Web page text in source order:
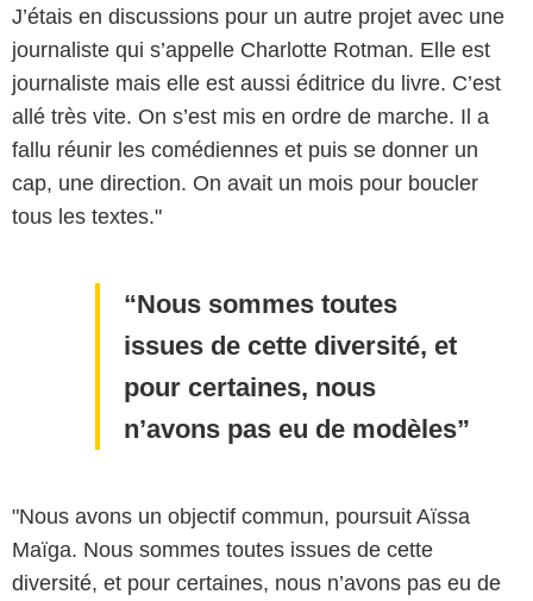
J’étais en discussions pour un autre projet avec une
journaliste qui s’appelle Charlotte Rotman. Elle est
journaliste mais elle est aussi éditrice du livre. C’est
allé très vite. On s’est mis en ordre de marche. Il a
fallu réunir les comédiennes et puis se donner un
cap, une direction. On avait un mois pour boucler
tous les textes."
Nous sommes toutes
issues de cette diversité, et
pour certaines, nous
n’avons pas eu de modèles
"Nous avons un objectif commun, poursuit Aïssa
Maïga. Nous sommes toutes issues de cette
diversité, et pour certaines, nous n’avons pas eu de